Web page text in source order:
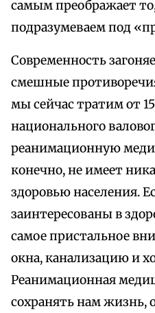
самым преображает
подразумеваем под
Современность
смешные
мы сейчас тратим от
национального
реанимационную
конечно, не имеет
здоровью населения.
заинтересованы в
самое пристальное
окна, канализацию и
Реанимационная
сохранять нам жизнь,